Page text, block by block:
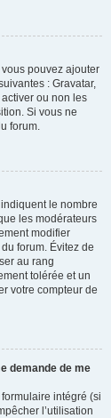
vous pouvez ajouter
: Gravatar,
ou non les
Si vous ne
forum.
le nombre
les modérateurs
modifier
forum. Évitez de
au rang
tolérée et un
votre compteur de
demande de me
intégré (si
l’utilisation